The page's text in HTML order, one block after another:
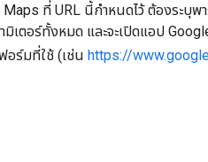
Maps ที่ URL นี้กำหนดไว้ ต้องระบุพ
มิเตอร์ทั้งหมด และจะเปิดแอป
ร์มที่ใช้ (เช่น https://